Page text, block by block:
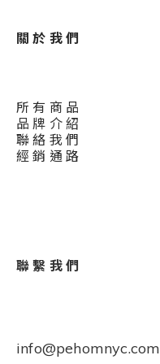
關 於 我 們
所 有 商 品
品 牌 介 紹
聯 絡 我 們
經 銷 通 路
聯 繫 我 們
info@pehomnyc.com